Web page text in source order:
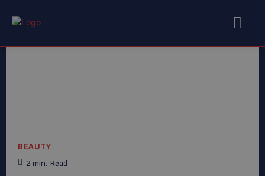
BEAUTY
2 min. Read